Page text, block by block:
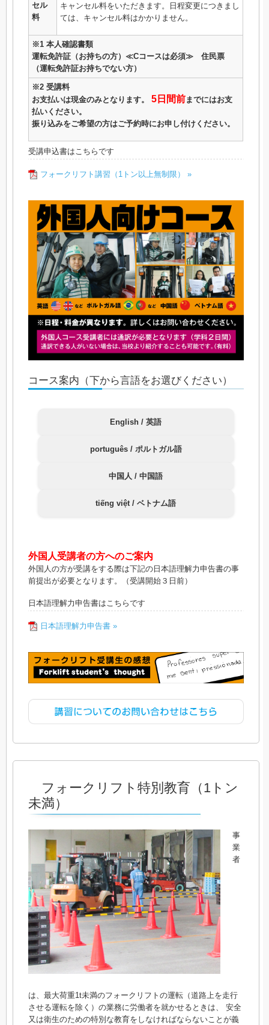
セル
料
キャンセル料をいただきます。日程変更につきまし
ては、キャンセル料はかかりません。
※1 本人確認書類
運転免許証（お持ちの方）≪Cコースは必須≫ 住民票
（運転免許証お持ちでない方）
※2 受講料
お支払いは現金のみとなります。 5日間前までにはお支
払いください。
振り込みをご希望の方はご予約時にお申し付けください。
受講申込書はこちらです
フォークリフト講習（1トン以上無制限） »
コース案内（下から言語をお選びください）
English / 英語
português / ポルトガル語
中国人 / 中国語
tiếng việt / ベトナム語
外国人受講者の方へのご案内
外国人の方が受講をする際は下記の日本語理解力申告書の事
前提出が必要となります。（受講開始３日前）
日本語理解力申告書はこちらです
日本語理解力申告書 »
フォークリフト特別教育（1トン
未満）
事
業
者
は、最大荷重1t未満のフォークリフトの運転（道路上を走行
させる運転を除く）の業務に労働者を就かせるときは、 安全
又は衛生のための特別な教育をしなければならないことが義